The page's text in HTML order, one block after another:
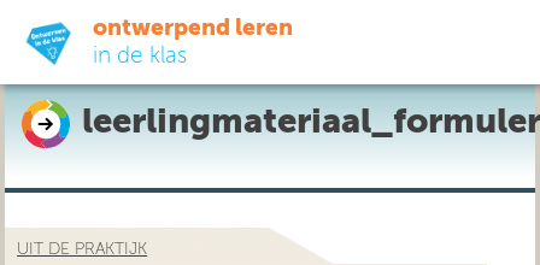
ontwerpend leren
in de klas
ready-to-go
do-it-yourself
UIT DE PRAKTIJK